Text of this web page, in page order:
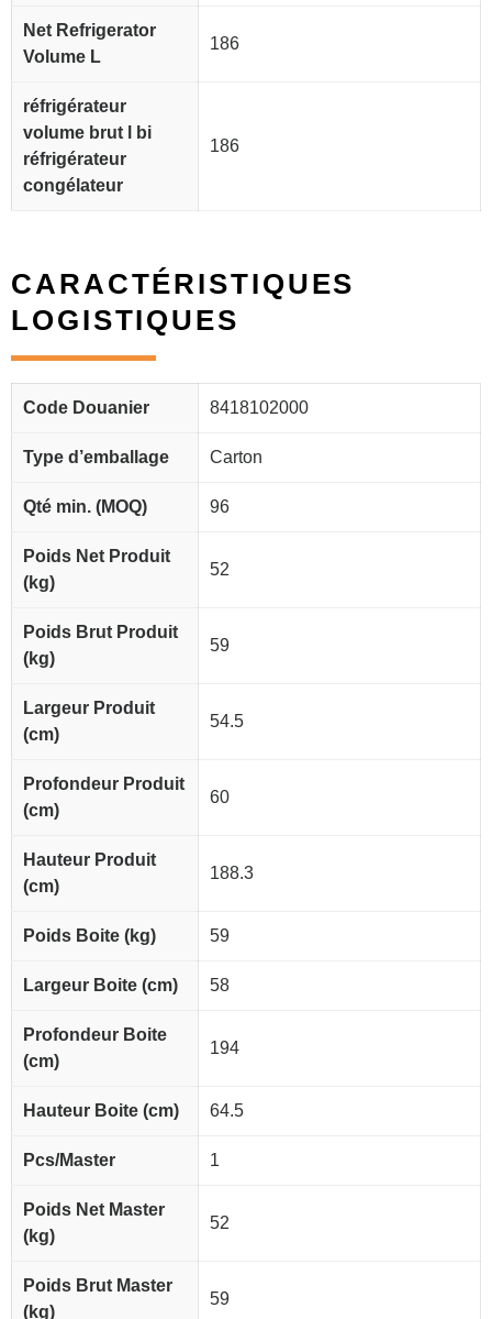
Net Refrigerator
Volume L
186
réfrigérateur
volume brut l bi
réfrigérateur
congélateur
186
CARACTÉRISTIQUES
LOGISTIQUES
Code Douanier 8418102000
Type d’emballage Carton
Qté min. (MOQ) 96
Poids Net Produit
(kg)
52
Poids Brut Produit
(kg)
59
Largeur Produit
(cm)
54.5
Profondeur Produit
(cm)
60
Hauteur Produit
(cm)
188.3
Poids Boite (kg) 59
Largeur Boite (cm) 58
Profondeur Boite
(cm)
194
Hauteur Boite (cm) 64.5
Pcs/Master 1
Poids Net Master
(kg)
52
Poids Brut Master
(kg)
59